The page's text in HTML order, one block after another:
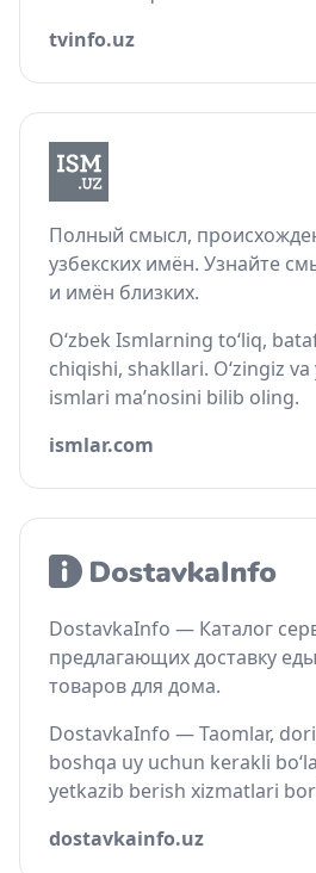
tvinfo.uz
Полный смысл,
узбекских имён. Узнайте
и имён близких.
O‘zbek Ismlarning to‘liq,
chiqishi, shakllari. O‘zingiz
ismlari ma’nosini bilib oling.
ismlar.com
DostavkaInfo — Каталог
предлагающих доставку
товаров для дома.
DostavkaInfo — Taomlar,
boshqa uy uchun kerakli
yetkazib berish xizmatlari
dostavkainfo.uz